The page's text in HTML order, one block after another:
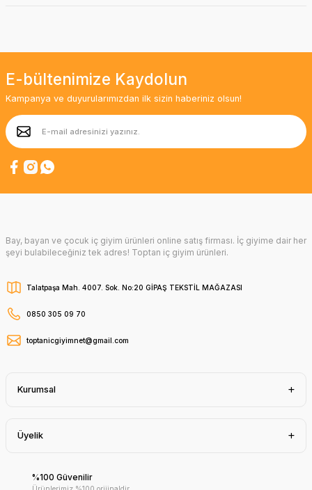
E-bültenimize Kaydolun
Kampanya ve duyurularımızdan ilk sizin haberiniz olsun!
Bay, bayan ve çocuk iç giyim ürünleri online satış firması. İç giyime dair her
şeyi bulabileceğiniz tek adres! Toptan iç giyim ürünleri.
Talatpaşa Mah. 4007. Sok. No:20 GİPAŞ TEKSTİL MAĞAZASI
0850 305 09 70
toptanicgiyimnet@gmail.com
Kurumsal
Üyelik
%100 Güvenilir